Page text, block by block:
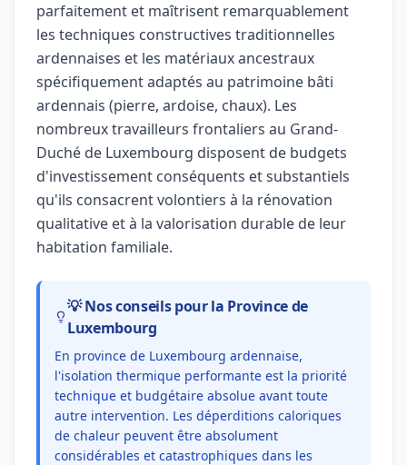
parfaitement et maîtrisent remarquablement
les techniques constructives traditionnelles
ardennaises et les matériaux ancestraux
spécifiquement adaptés au patrimoine bâti
ardennais (pierre, ardoise, chaux). Les
nombreux travailleurs frontaliers au Grand-
Duché de Luxembourg disposent de budgets
d'investissement conséquents et substantiels
qu'ils consacrent volontiers à la rénovation
qualitative et à la valorisation durable de leur
habitation familiale.
💡 Nos conseils pour la Province de
Luxembourg
En province de Luxembourg ardennaise,
l'isolation thermique performante est la priorité
technique et budgétaire absolue avant toute
autre intervention. Les déperditions caloriques
de chaleur peuvent être absolument
considérables et catastrophiques dans les